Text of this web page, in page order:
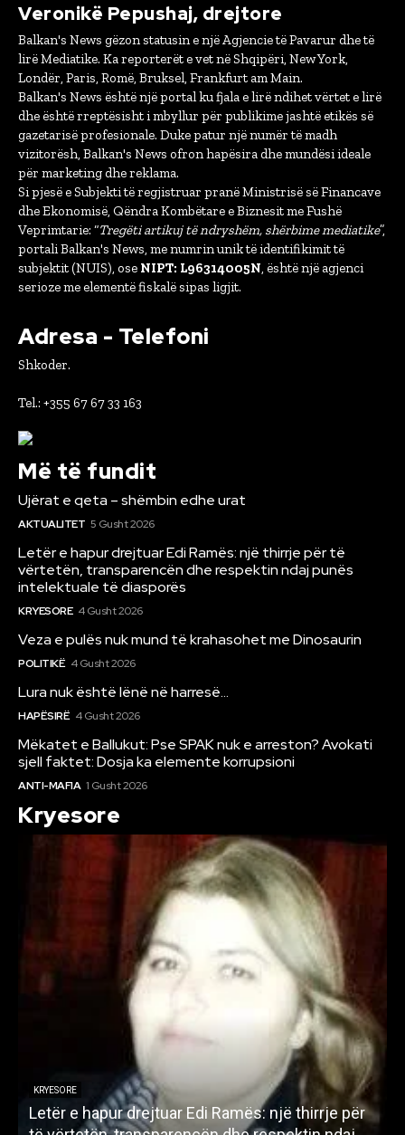
Veronikë Pepushaj, drejtore
Balkan's News gëzon statusin e një Agjencie të Pavarur dhe të
lirë Mediatike. Ka reporterët e vet në Shqipëri, New York,
Londër, Paris, Romë, Bruksel, Frankfurt am Main.
Balkan's News është një portal ku fjala e lirë ndihet vërtet e lirë
dhe është rreptësisht i mbyllur për publikime jashtë etikës së
gazetarisë profesionale. Duke patur një numër të madh
vizitorësh, Balkan's News ofron hapësira dhe mundësi ideale
për marketing dhe reklama.
Si pjesë e Subjekti të regjistruar pranë Ministrisë së Financave
dhe Ekonomisë, Qëndra Kombëtare e Biznesit me Fushë
Veprimtarie: “Tregëti artikuj të ndryshëm, shërbime mediatike”,
portali Balkan's News, me numrin unik të identifikimit të
subjektit (NUIS), ose NIPT: L96314005N, është një agjenci
serioze me elementë fiskalë sipas ligjit.
Adresa - Telefoni
Shkoder.
Tel.: +355 67 67 33 163
Më të fundit
Ujërat e qeta – shëmbin edhe urat
AKTUALITET 5 Gusht 2026
Letër e hapur drejtuar Edi Ramës: një thirrje për të
vërtetën, transparencën dhe respektin ndaj punës
intelektuale të diasporës
KRYESORE 4 Gusht 2026
Veza e pulës nuk mund të krahasohet me Dinosaurin
POLITIKË 4 Gusht 2026
Lura nuk është lënë në harresë…
HAPËSIRË 4 Gusht 2026
Mëkatet e Ballukut: Pse SPAK nuk e arreston? Avokati
sjell faktet: Dosja ka elemente korrupsioni
ANTI-MAFIA 1 Gusht 2026
Kryesore
KRYESORE
Letër e hapur drejtuar Edi Ramës: një thirrje për